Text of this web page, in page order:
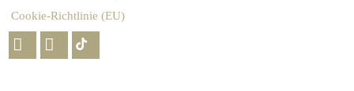
Cookie-Richtlinie (EU)